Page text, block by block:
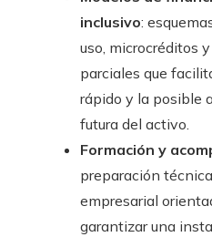
inclusivo:
uso, microcréditos
parciales que
rápido y la posible
futura del activo.
Formación y
preparación
empresarial
garantizar una